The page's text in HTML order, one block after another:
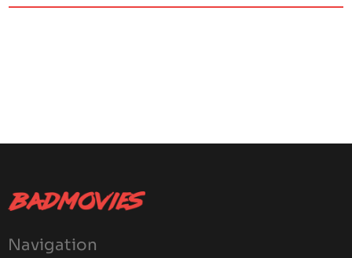
Navigation